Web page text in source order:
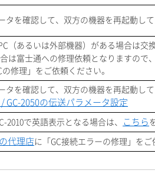
タを確認して、双方の機器を再起動して
（あるいは外部機器）がある場合は交
は富士通への修理依頼となりますので
の修理」をご依頼ください。
タを確認して、双方の機器を再起動して
/ GC-2050の伝送パラメータ設定
2010で英語表示となる場合は、 こちら
代理店に「GC接続エラーの修理」をご